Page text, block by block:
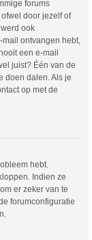
forums
door jezelf of
ook
ontvangen hebt,
een e-mail
juist? Één van de
doen dalen. Als je
op met de
hebt.
Indien ze
er zeker van te
forumconfiguratie